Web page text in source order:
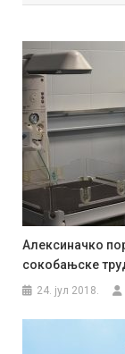
Алексиначко
сокобањске
24. јул 2018.